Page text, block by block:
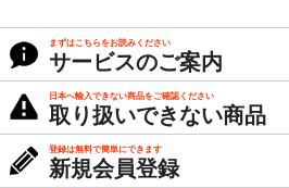
まずはこちらをお読みください
サービスのご案内
日本へ輸入できない商品をご確認ください
取り扱いできない商品
登録は無料で簡単にできます
新規会員登録